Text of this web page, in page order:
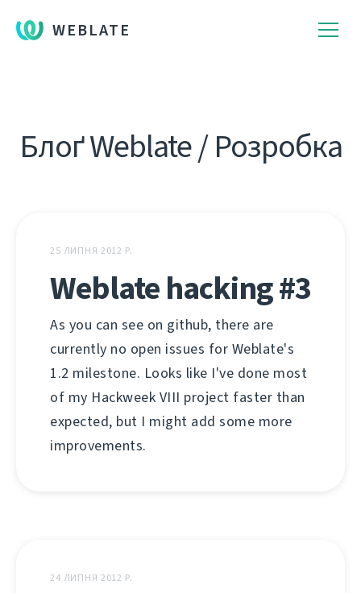
WEBLATE
Блоґ Weblate / Розробка
25 ЛИПНЯ 2012 Р.
Weblate hacking #3
As you can see on github, there are
currently no open issues for Weblate's
1.2 milestone. Looks like I've done most
of my Hackweek VIII project faster than
expected, but I might add some more
improvements.
24 ЛИПНЯ 2012 Р.